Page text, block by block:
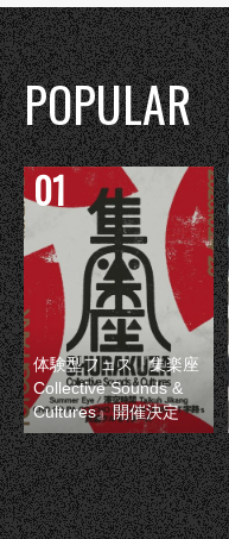
POPULAR
体験型フェス『集楽座
Collective Sounds &
Cultures』開催決定